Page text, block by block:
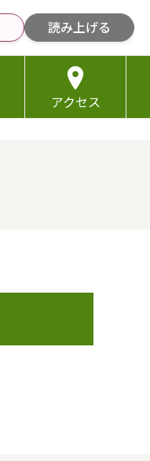
読み上げる
アクセス